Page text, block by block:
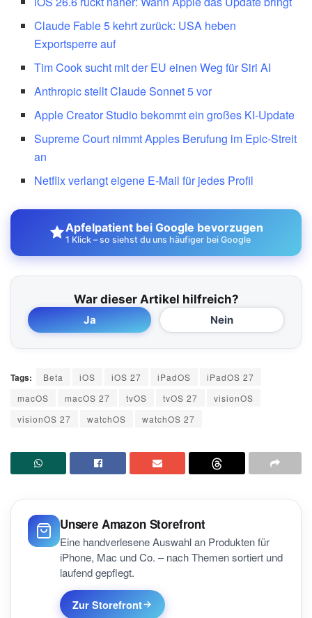
Claude Fable 5 kehrt zurück: USA heben
Exportsperre auf
Tim Cook sucht mit der EU einen Weg für Siri AI
Anthropic stellt Claude Sonnet 5 vor
Apple Creator Studio bekommt ein großes KI-Update
Supreme Court nimmt Apples Berufung im Epic-Streit
an
Netflix verlangt eigene E-Mail für jedes Profil
Apfelpatient bei Google bevorzugen
1 Klick – so siehst du uns häufiger bei Google
War dieser Artikel hilfreich?
Ja Nein
Tags: Beta iOS iOS 27 iPadOS
iPadOS 27
macOS
macOS 27 tvOS tvOS 27
visionOS
visionOS 27
watchOS watchOS 27
Unsere Amazon Storefront
Eine handverlesene Auswahl an Produkten für
iPhone, Mac und Co. – nach Themen sortiert und
laufend gepflegt.
Zur Storefront